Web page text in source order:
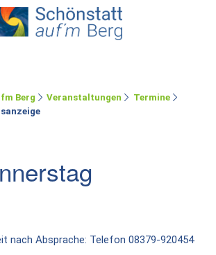
Berg Veranstaltungen
Termine
nach Absprache: Telefon 08379-920454